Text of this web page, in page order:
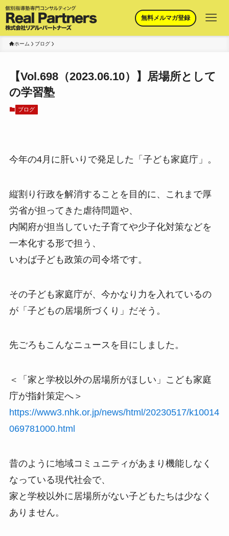
無料メルマガ登録
ホーム ブログ
【Vol.698（2023.06.10）】居場所として
の学習塾
ブログ
今年の4月に肝いりで発足した「子ども家庭庁」。
縦割り行政を解消することを目的に、これまで厚
労省が担ってきた虐待問題や、
内閣府が担当していた子育てや少子化対策などを
一本化する形で担う、
いわば子ども政策の司令塔です。
その子ども家庭庁が、今かなり力を入れているの
が「子どもの居場所づくり」だそう。
先ごろもこんなニュースを目にしました。
＜「家と学校以外の居場所がほしい」こども家庭
庁が指針策定へ＞
https://www3.nhk.or.jp/news/html/20230517/k10014
069781000.html
昔のように地域コミュニティがあまり機能しなく
なっている現代社会で、
家と学校以外に居場所がない子どもたちは少なく
ありません。